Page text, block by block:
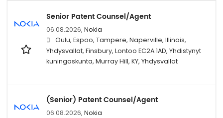
Senior Patent Counsel/Agent
06.08.2026, Nokia
Oulu, Espoo, Tampere, Naperville, Illinois,
Yhdysvallat, Finsbury, Lontoo EC2A 1AD, Yhdistynyt
kuningaskunta, Murray Hill, KY, Yhdysvallat
(Senior) Patent Counsel/Agent
06.08.2026, Nokia